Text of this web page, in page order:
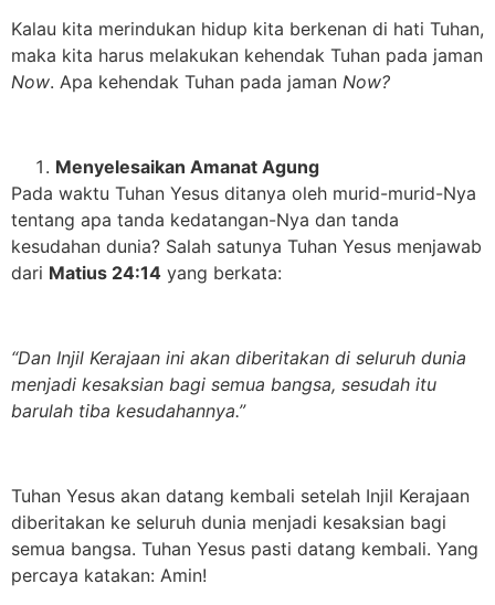
Kalau kita merindukan hidup kita berkenan di hati Tuhan,
maka kita harus melakukan kehendak Tuhan pada jaman
Now. Apa kehendak Tuhan pada jaman Now?
Menyelesaikan Amanat Agung
Pada waktu Tuhan Yesus ditanya oleh murid-murid-Nya
tentang apa tanda kedatangan-Nya dan tanda
kesudahan dunia? Salah satunya Tuhan Yesus menjawab
dari Matius 24:14 yang berkata:
“Dan Injil Kerajaan ini akan diberitakan di seluruh dunia
menjadi kesaksian bagi semua bangsa, sesudah itu
barulah tiba kesudahannya.”
Tuhan Yesus akan datang kembali setelah Injil Kerajaan
diberitakan ke seluruh dunia menjadi kesaksian bagi
semua bangsa. Tuhan Yesus pasti datang kembali. Yang
percaya katakan: Amin!